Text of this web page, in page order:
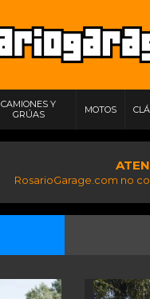
CAMIONES Y
GRÚAS
MOTOS
RosarioGarage.com no